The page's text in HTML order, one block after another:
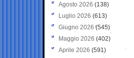
Agosto 2026 (138)
Luglio 2026 (613)
Giugno 2026 (545)
Maggio 2026 (402)
Aprile 2026 (591)